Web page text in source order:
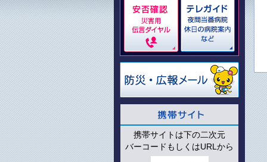
携帯サイトは下の二次元
バーコードもしくはURLから